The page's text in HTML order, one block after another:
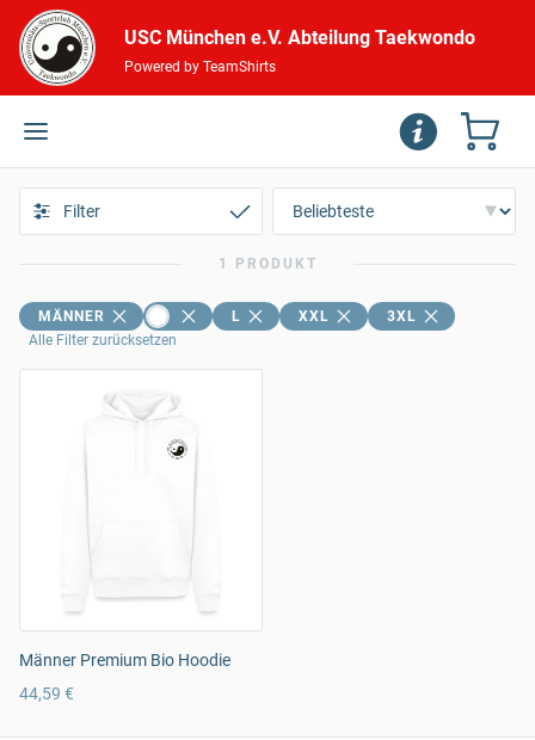
USC München e.V. Abteilung Taekwondo
Powered by TeamShirts
Filter
1 PRODUKT
MÄNNER L XXL
3XL
Alle Filter zurücksetzen
Männer Premium Bio Hoodie
44,59 €